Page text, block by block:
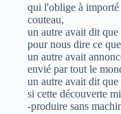
qui l'oblige à importé
couteau,
un autre avait dit
pour nous dire ce
un autre avait
envié par tout le
un autre avait dit
si cette découverte
-produire sans